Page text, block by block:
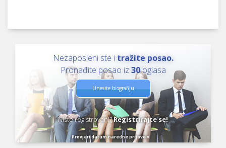
Nezaposleni ste i tražite posao.
Pronađite posao iz 30oglasa
Unesite biografiju
Niste registrovani?Registrirajte se!
Provjeri datum naredne prijave »